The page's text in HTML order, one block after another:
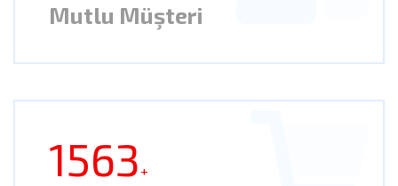
Mutlu Müşteri
1563+